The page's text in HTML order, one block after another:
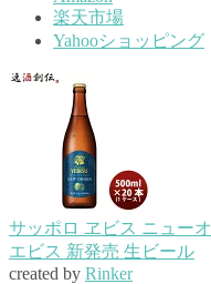
楽天市場
Yahooショッピング
サッポロ ヱビス ニュー
エビス 新発売 生ビール
created by Rinker